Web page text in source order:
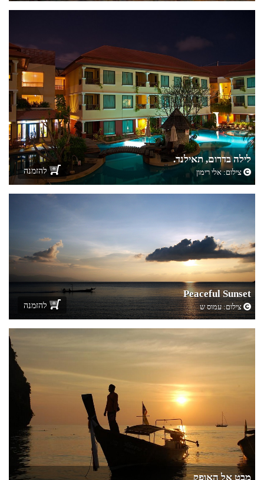
לילה בדרום, תאילנד.
צילום:אלי רימון להזמנה
Peaceful Sunset
צילום:עמוס ש להזמנה
מבט אל האופק